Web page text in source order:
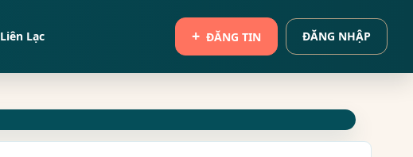
Liên Lạc ĐĂNG TIN ĐĂNG NHẬP